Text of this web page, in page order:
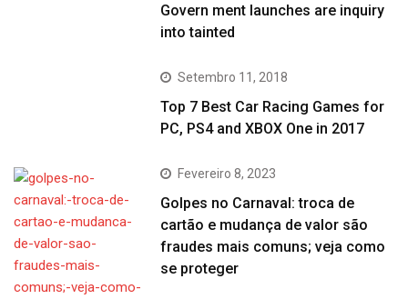
Govern ment launches are inquiry
into tainted
Setembro 11, 2018
Top 7 Best Car Racing Games for
PC, PS4 and XBOX One in 2017
Fevereiro 8, 2023
Golpes no Carnaval: troca de
cartão e mudança de valor são
fraudes mais comuns; veja como
se proteger